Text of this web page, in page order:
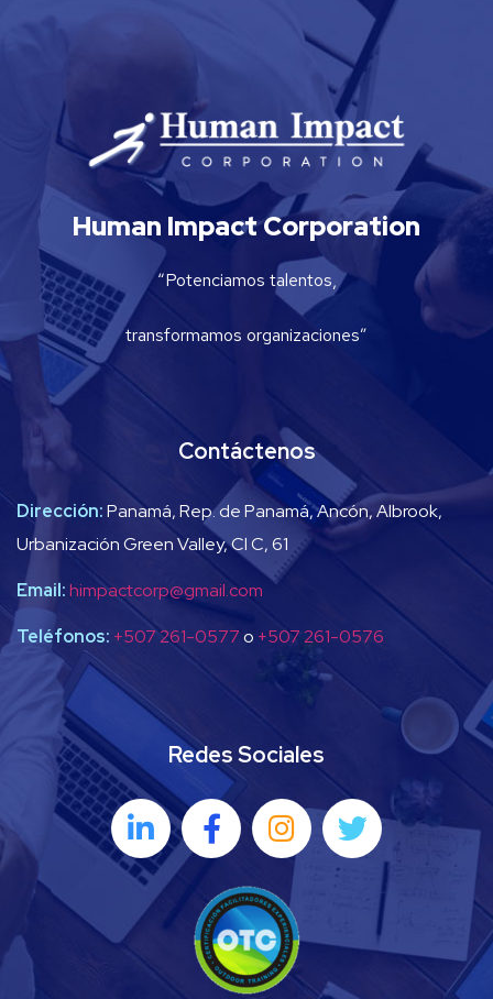
Human Impact Corporation
“Potenciamos talentos,
transformamos organizaciones”
Contáctenos
Dirección:Panamá, Rep. de Panamá, Ancón, Albrook,
Urbanización Green Valley, Cl C, 61
Email:himpactcorp@gmail.com
Teléfonos: +507 261-0577o +507 261-0576
Redes Sociales